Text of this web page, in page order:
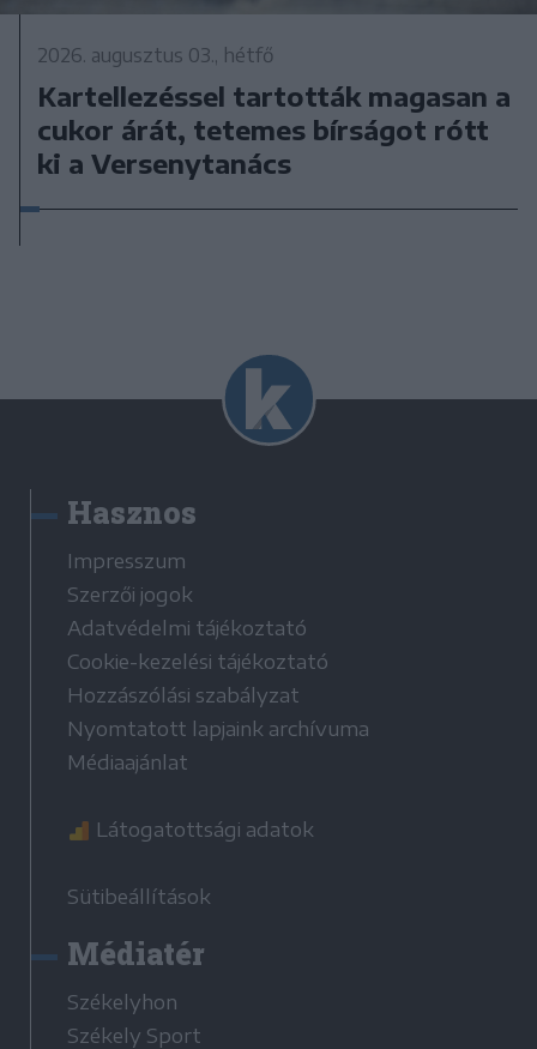
2026. augusztus 03., hétfő
Kartellezéssel tartották magasan a
cukor árát, tetemes bírságot rótt
ki a Versenytanács
Hasznos
Impresszum
Szerzői jogok
Adatvédelmi tájékoztató
Cookie-kezelési tájékoztató
Hozzászólási szabályzat
Nyomtatott lapjaink archívuma
Médiaajánlat
Látogatottsági adatok
Sütibeállítások
Médiatér
Székelyhon
Székely Sport